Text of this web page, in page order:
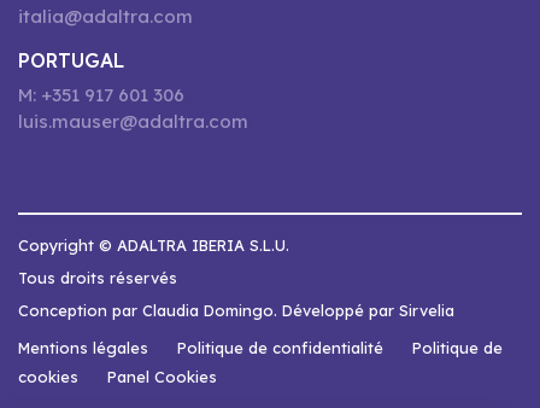
italia@adaltra.com
PORTUGAL
M: +351 917 601 306
luis.mauser@adaltra.com
Copyright © ADALTRA IBERIA S.L.U.
Tous droits réservés
Conception par Claudia Domingo. Développé par Sirvelia
Mentions légales
Politique de confidentialité
Politique de
cookies
Panel Cookies